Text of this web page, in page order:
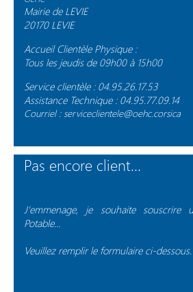
Mairie de LEVIE
20170 LEVIE
Accueil Clientèle Physique :
Tous les jeudis de 09h00 à 15h00
Service clientèle : 04.95.26.17.53
Assistance Technique : 04.95.77.09.14
Courriel : serviceclientele@oehc.corsica
Pas encore client...
J'emmenage, je souhaite souscrire
Potable...
Veuillez remplir le formulaire ci-dessous.